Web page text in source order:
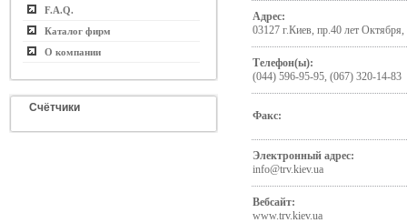
F.A.Q.
Каталог фирм
О компании
Счётчики
Адрес:
03127 г.Киев, пр.40 лет Октября,
Телефон(ы):
(044) 596-95-95, (067) 320-14-83
Факс:
Электронный адрес:
info@trv.kiev.ua
Вебсайт:
www.trv.kiev.ua